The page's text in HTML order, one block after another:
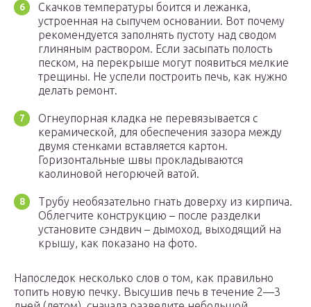
Скачков температуры боится и лежанка,
устроенная на сыпучем основании. Вот почему
рекомендуется заполнять пустоту над сводом
глиняным раствором. Если засыпать полость
песком, на перекрыше могут появиться мелкие
трещины. Не успели построить печь, как нужно
делать ремонт.
Огнеупорная кладка не перевязывается с
керамической, для обеспечения зазора между
двумя стенками вставляется картон.
Горизонтальные швы прокладываются
каолиновой негорючей ватой.
Трубу необязательно гнать доверху из кирпича.
Облегчите конструкцию – после разделки
установите сэндвич – дымоход, выходящий на
крышу, как показано на фото.
Напоследок несколько слов о том, как правильно
топить новую печку. Высушив печь в течение 2—3